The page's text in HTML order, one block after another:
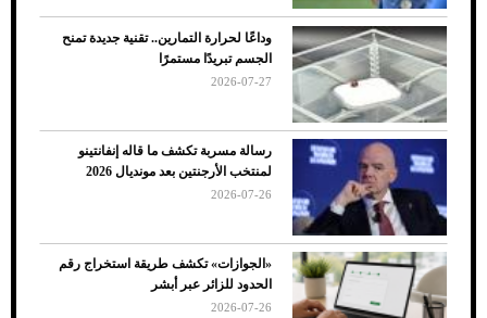
7 نصائح لاختيار لون البنطلون المناسب للقميص
الأسود
وداعًا لحرارة التمارين.. تقنية جديدة تمنح
الجسم تبريدًا مستمرًا
2026-07-27
رسالة مسربة تكشف ما قاله إنفانتينو
لمنتخب الأرجنتين بعد مونديال 2026
2026-07-26
«الجوازات» تكشف طريقة استخراج رقم
الحدود للزائر عبر أبشر
2026-07-26